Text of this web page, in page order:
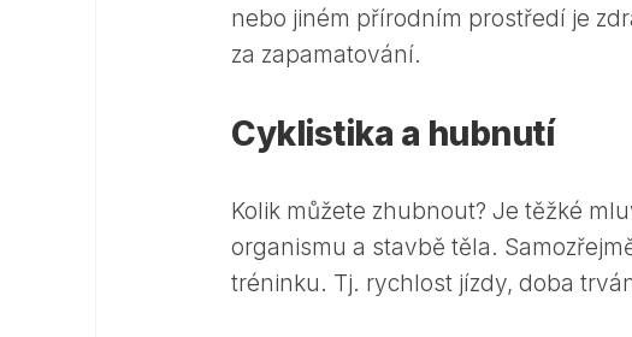
nebo jiném přírodním prostředí je
za zapamatování.
Cyklistika a hubnutí
Kolik můžete zhubnout? Je těžké
organismu a stavbě těla.
tréninku. Tj. rychlost jízdy, doba